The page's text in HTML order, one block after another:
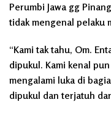
Perumbi Jawa gg
tidak mengenal pelaku
“Kami tak tahu, Om.
dipukul. Kami kenal
mengalami luka di
dipukul dan terjatuh